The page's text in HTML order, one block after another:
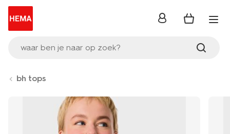
waar ben je naar op zoek?
inloggen
bh tops